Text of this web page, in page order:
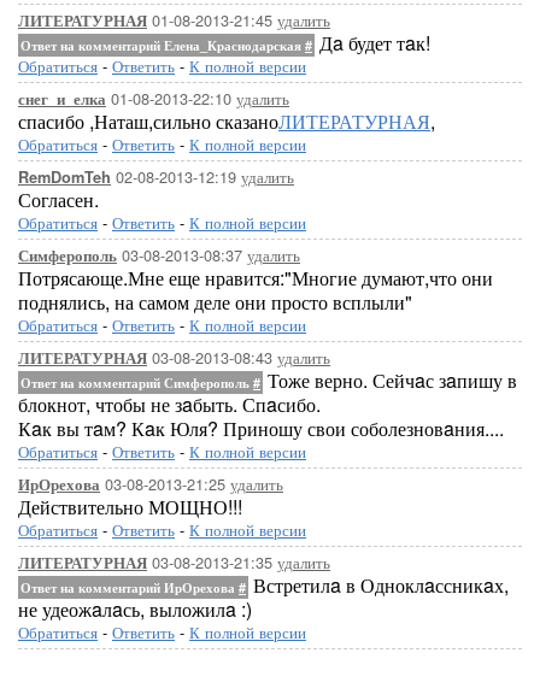
ЛИТЕРАТУРНАЯ 01-08-2013-21:45 удалить
Ответ на комментарий Елена_Краснодарская # Дa будет тaк!
Обратиться - Ответить - К полной версии
снег_и_елка 01-08-2013-22:10 удалить
спасибо ,Наташ,сильно сказаноЛИТЕРАТУРНАЯ,
Обратиться - Ответить - К полной версии
RemDomTeh 02-08-2013-12:19 удалить
Согласен.
Обратиться - Ответить - К полной версии
Симферополь 03-08-2013-08:37 удалить
Потрясающе.Мне еще нравится:"Многие думают,что они
поднялись, на самом деле они просто всплыли"
Обратиться - Ответить - К полной версии
ЛИТЕРАТУРНАЯ 03-08-2013-08:43 удалить
Ответ на комментарий Симферополь # Тоже верно. Сейчaс зaпишу в
блокнот, чтобы не зaбыть. Спaсибо.
Кaк вы тaм? Кaк Юля? Приношу свои соболезновaния....
Обратиться - Ответить - К полной версии
ИрОрехова 03-08-2013-21:25 удалить
Действительно МОЩНО!!!
Обратиться - Ответить - К полной версии
ЛИТЕРАТУРНАЯ 03-08-2013-21:35 удалить
Ответ на комментарий ИрОрехова # Встретилa в Одноклaссникaх,
не удеожaлaсь, выложилa :)
Обратиться - Ответить - К полной версии